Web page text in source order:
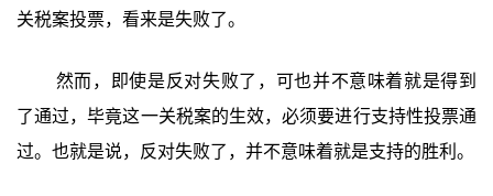
关税案投票，看来是失败了。
然而，即使是反对失败了，可也并不意味着就是得到
了通过，毕竟这一关税案的生效，必须要进行支持性投票通
过。也就是说，反对失败了，并不意味着就是支持的胜利。